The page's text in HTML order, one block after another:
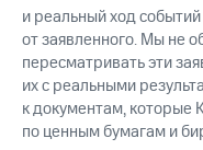
и реальный ход
от заявленного. Мы не
пересматривать эти
их с реальными
к документам,
по ценным бумагам и